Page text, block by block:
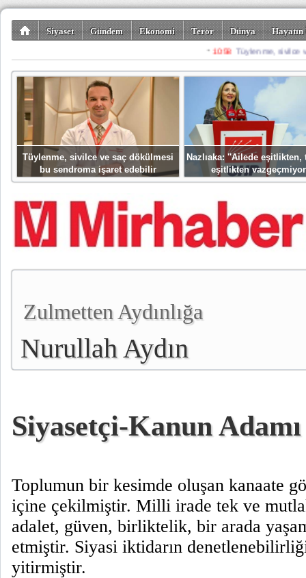
Siyaset Gündem Ekonomi Terör Dünya
Gezi-Turizm Spor Misafir
Tüylenme, sivilce ve saç dökülmesi
bu sendroma işaret edebilir
Nazlıaka: ''Ailede eşitlikten,
eşitlikten
Zulmetten Aydınlığa
Nurullah Aydın
Siyasetçi-Kanun Adamı
Toplumun bir kesimde oluşan kanaate
içine çekilmiştir. Milli irade tek ve
adalet, güven, birliktelik, bir arada
etmiştir. Siyasi iktidarın
yitirmiştir.